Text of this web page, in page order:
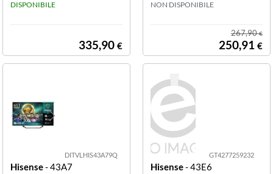
L HD 40
DISPONIBILE
335,90 €
A6S
NON DISPONIBILE
267,90€
250,91 €
DITVLHIS43A79Q
Hisense- 43A7
GT4277259232
Hisense- 43E6